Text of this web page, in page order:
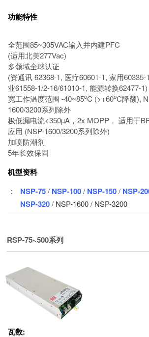
功能特性
全范围85~305VAC输入并内建PFC
(适用北美277Vac)
多领域全球认证
(资通讯 62368-1, 医疗60601-1, 家用60335-
业61558-1/2-16/61010-1, 能源转换62477-1)
宽工作温度范围 -40~85oC (>+60oC降额),
1600/3200系列除外
极低漏电流<350µA，2x MOPP， 适用于
应用 (NSP-1600/3200系列除外)
加喷防潮剂
5年长效保固
机型资料
： NSP-75/ NSP-100/ NSP-150/ NSP-
NSP-320/ NSP-1600/ NSP-3200
RSP-75~500系列
瓦数: